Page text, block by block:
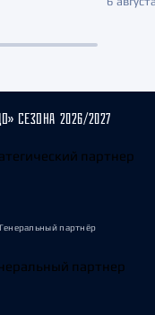
СЕЗОНА 2026/2027
Генеральный партнёр